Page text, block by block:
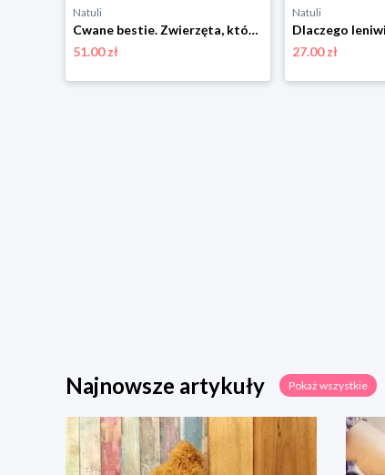
Natuli
Cwane bestie. Zwierzęta, które szczypią, kłują, strzelają i wysysają krew Jedność
51.00 zł
Natuli
27.00 zł
Najnowsze artykuły Pokaż wszystkie